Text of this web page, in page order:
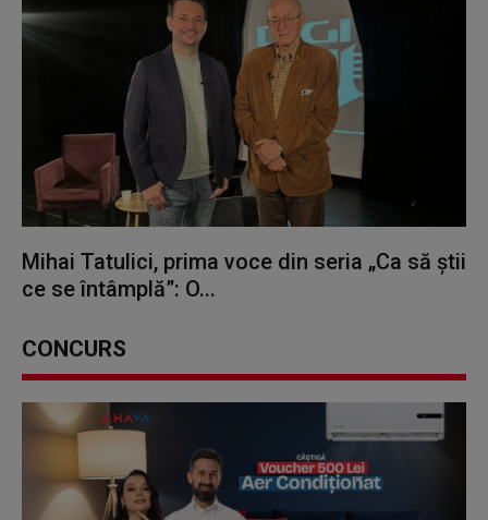
Mihai Tatulici, prima voce din seria „Ca să știi
ce se întâmplă”: O...
CONCURS